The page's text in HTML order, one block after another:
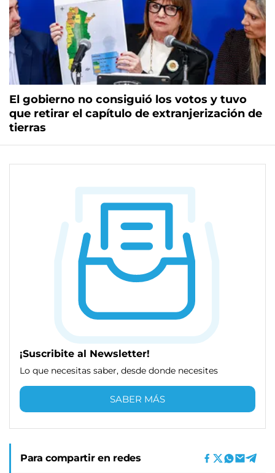
El gobierno no consiguió los votos y tuvo
que retirar el capítulo de extranjerización de
tierras
¡Suscribite al Newsletter!
Lo que necesitas saber, desde donde necesites
SABER MÁS
Para compartir en redes